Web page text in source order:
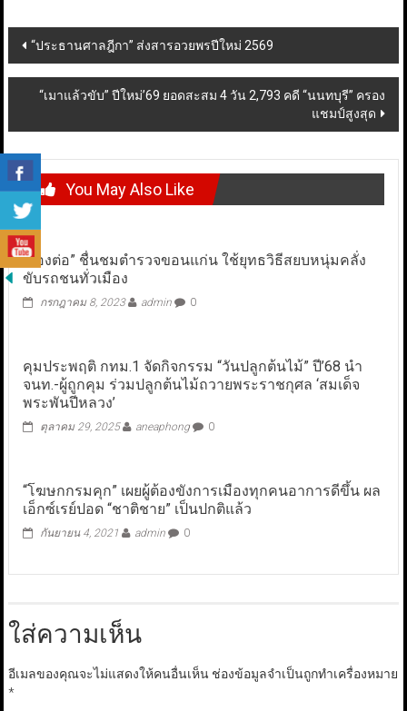
Post
navigation
“ประธานศาลฎีกา” ส่งสารอวยพรปีใหม่ 2569
“เมาแล้วขับ” ปีใหม่’69 ยอดสะสม 4 วัน 2,793 คดี “นนทบุรี” ครอง
แชมป์สูงสุด
You May Also Like
“รองต่อ” ชื่นชมตำรวจขอนแก่น ใช้ยุทธวิธีสยบหนุ่มคลั่ง
ขับรถชนทั่วเมือง
กรกฎาคม 8, 2023 admin 0
คุมประพฤติ กทม.1 จัดกิจกรรม “วันปลูกต้นไม้” ปี’68 นำ
จนท.-ผู้ถูกคุม ร่วมปลูกต้นไม้ถวายพระราชกุศล ‘สมเด็จ
พระพันปีหลวง’
ตุลาคม 29, 2025 aneaphong 0
“โฆษกกรมคุก” เผยผู้ต้องขังการเมืองทุกคนอาการดีขึ้น ผล
เอ็กซ์เรย์ปอด “ชาติชาย” เป็นปกติแล้ว
กันยายน 4, 2021 admin 0
ใส่ความเห็น
อีเมลของคุณจะไม่แสดงให้คนอื่นเห็น ช่องข้อมูลจำเป็นถูกทำเครื่องหมาย
*